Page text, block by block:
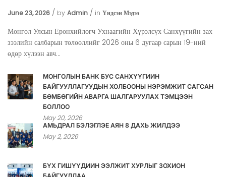
June 23, 2026 by Admin in Үндсэн Мэдээ
Монгол Улсын Ерөнхийлөгч Ухнаагийн Хүрэлсүх Санхүүгийн зах
зээлийн салбарын төлөөллийг 2026 оны 6 дугаар сарын 19-ний
өдөр хүлээн авч...
МОНГОЛЫН БАНК БУС САНХҮҮГИЙН
БАЙГУУЛЛАГУУДЫН ХОЛБООНЫ НЭРЭМЖИТ САГСАН
БӨМБӨГИЙН АВАРГА ШАЛГАРУУЛАХ ТЭМЦЭЭН
БОЛЛОО
May 20, 2026
АМЬДРАЛ БЭЛЭГЛЭЕ АЯН 8 ДАХЬ ЖИЛДЭЭ
May 2, 2026
БҮХ ГИШҮҮДИЙН ЭЭЛЖИТ ХУРЛЫГ ЗОХИОН